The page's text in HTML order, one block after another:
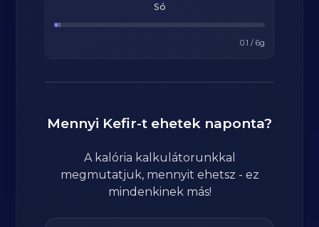
Só
0.1 / 6g
Mennyi Kefir-t ehetek naponta?
A kalória kalkulátorunkkal
megmutatjuk, mennyit ehetsz - ez
mindenkinek más!